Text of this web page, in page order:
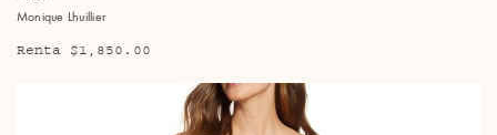
Monique Lhuillier
Renta $1,850.00